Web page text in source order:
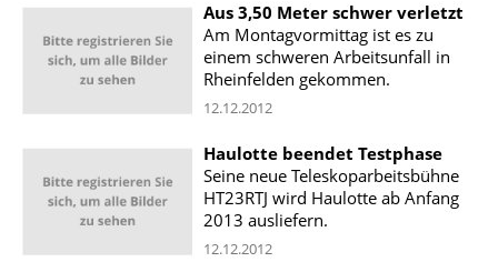
Aus 3,50 Meter schwer verletzt
Am Montagvormittag ist es zu
einem schweren Arbeitsunfall in
Rheinfelden gekommen.
12.12.2012
Haulotte beendet Testphase
Seine neue Teleskoparbeitsbühne
HT23RTJ wird Haulotte ab Anfang
2013 ausliefern.
12.12.2012